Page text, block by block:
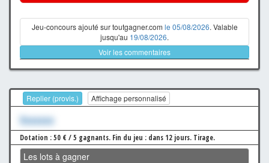
Jeu-concours ajouté sur toutgagner.com le 05/08/2026. Valable
jusqu'au 19/08/2026.
Voir les commentaires
Replier (provis.) Affichage personnalisé
Xxxxxxx
Dotation : 50 € / 5 gagnants. Fin du jeu : dans 12 jours. Tirage.
Les lots à gagner